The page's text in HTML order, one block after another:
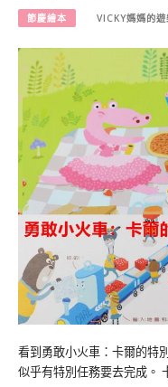
節慶繪本 VICKY媽媽的遊
看到勇敢小火車：卡爾的特
似乎有特別任務要去完成。